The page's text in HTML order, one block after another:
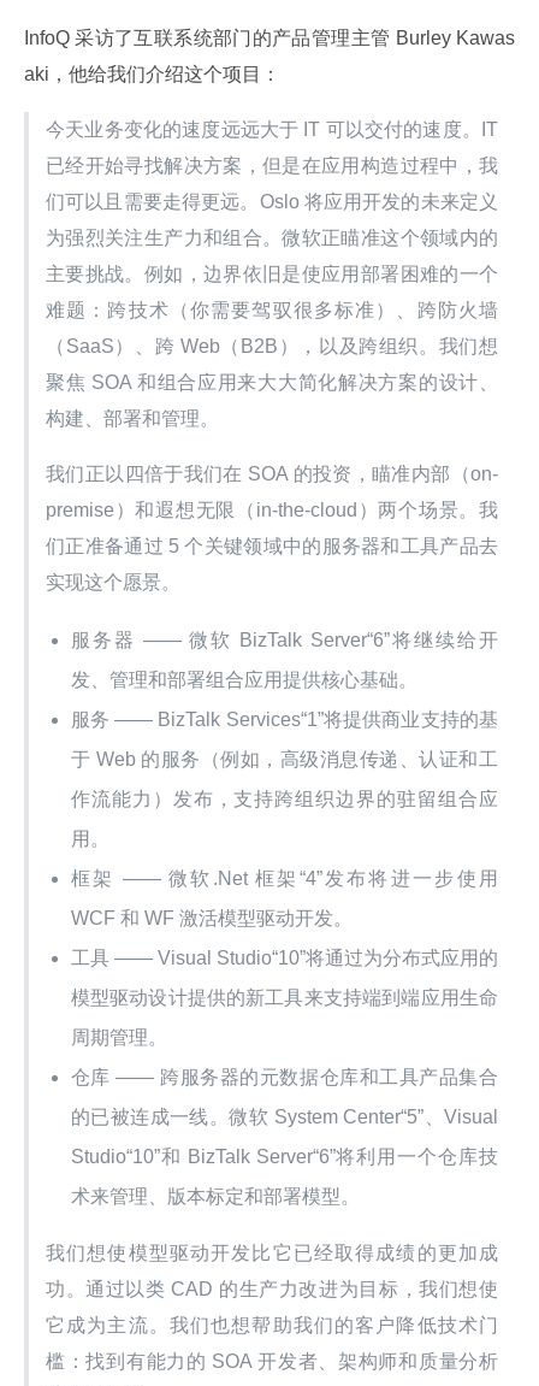
InfoQ 采访了互联系统部门的产品管理主管 Burley Kawas
aki，他给我们介绍这个项目：
今天业务变化的速度远远大于 IT 可以交付的速度。IT
已经开始寻找解决方案，但是在应用构造过程中，我
们可以且需要走得更远。Oslo 将应用开发的未来定义
为强烈关注生产力和组合。微软正瞄准这个领域内的
主要挑战。例如，边界依旧是使应用部署困难的一个
难题：跨技术（你需要驾驭很多标准）、跨防火墙
（SaaS）、跨 Web（B2B），以及跨组织。我们想
聚焦 SOA 和组合应用来大大简化解决方案的设计、
构建、部署和管理。
我们正以四倍于我们在 SOA 的投资，瞄准内部（on-
premise）和遐想无限（in-the-cloud）两个场景。我
们正准备通过 5 个关键领域中的服务器和工具产品去
实现这个愿景。
服务器 —— 微软 BizTalk Server“6”将继续给开
发、管理和部署组合应用提供核心基础。
服务 —— BizTalk Services“1”将提供商业支持的基
于 Web 的服务（例如，高级消息传递、认证和工
作流能力）发布，支持跨组织边界的驻留组合应
用。
框架 —— 微软.Net 框架“4”发布将进一步使用
WCF 和 WF 激活模型驱动开发。
工具 —— Visual Studio“10”将通过为分布式应用的
模型驱动设计提供的新工具来支持端到端应用生命
周期管理。
仓库 —— 跨服务器的元数据仓库和工具产品集合
的已被连成一线。微软 System Center“5”、Visual
Studio“10”和 BizTalk Server“6”将利用一个仓库技
术来管理、版本标定和部署模型。
我们想使模型驱动开发比它已经取得成绩的更加成
功。通过以类 CAD 的生产力改进为目标，我们想使
它成为主流。我们也想帮助我们的客户降低技术门
槛：找到有能力的 SOA 开发者、架构师和质量分析